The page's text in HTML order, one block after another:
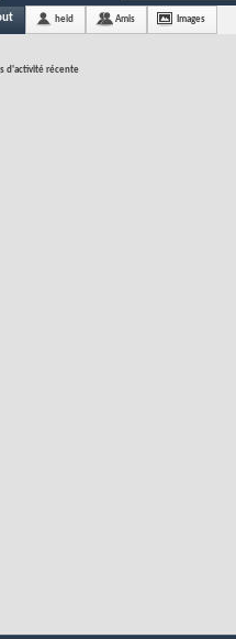
heid Amis Images
d'activité récente